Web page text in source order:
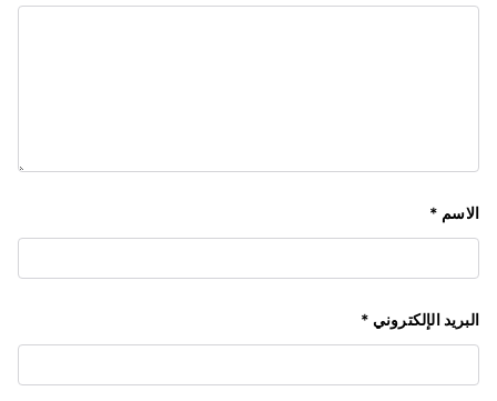
الاسم *
البريد الإلكتروني *